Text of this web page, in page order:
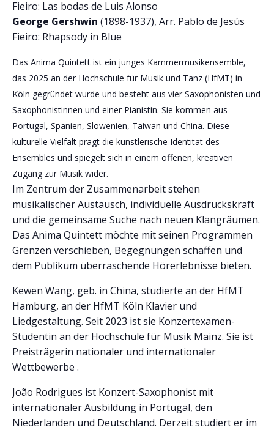
Fieiro: Las bodas de Luis Alonso
George Gershwin (1898-1937), Arr. Pablo de Jesús
Fieiro: Rhapsody in Blue
Das Anima Quintett ist ein junges Kammermusikensemble,
das 2025 an der Hochschule für Musik und Tanz (HfMT) in
Köln gegründet wurde und besteht aus vier Saxophonisten und
Saxophonistinnen und einer Pianistin. Sie kommen aus
Portugal, Spanien, Slowenien, Taiwan und China. Diese
kulturelle Vielfalt prägt die künstlerische Identität des
Ensembles und spiegelt sich in einem offenen, kreativen
Zugang zur Musik wider.
Im Zentrum der Zusammenarbeit stehen
musikalischer Austausch, individuelle Ausdruckskraft
und die gemeinsame Suche nach neuen Klangräumen.
Das Anima Quintett möchte mit seinen Programmen
Grenzen verschieben, Begegnungen schaffen und
dem Publikum überraschende Hörerlebnisse bieten.
Kewen Wang, geb. in China, studierte an der HfMT
Hamburg, an der HfMT Köln Klavier und
Liedgestaltung. Seit 2023 ist sie Konzertexamen-
Studentin an der Hochschule für Musik Mainz. Sie ist
Preisträgerin nationaler und internationaler
Wettbewerbe .
João Rodrigues ist Konzert-Saxophonist mit
internationaler Ausbildung in Portugal, den
Niederlanden und Deutschland. Derzeit studiert er im